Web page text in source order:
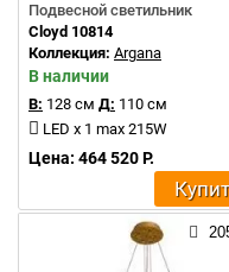
Подвесной светильник
Cloyd 10814
Коллекция: Argana
В наличии
В: 128 см Д: 110 см
LED x 1 max 215W
Цена: 464 520 Р.